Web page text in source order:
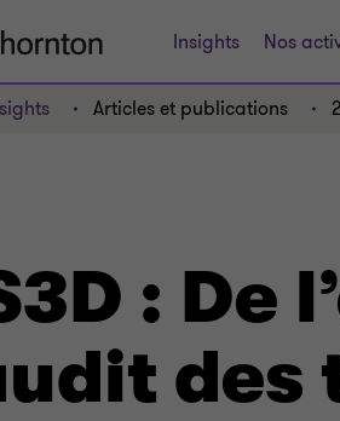
Insights Nos
Articles et publications
: De
des